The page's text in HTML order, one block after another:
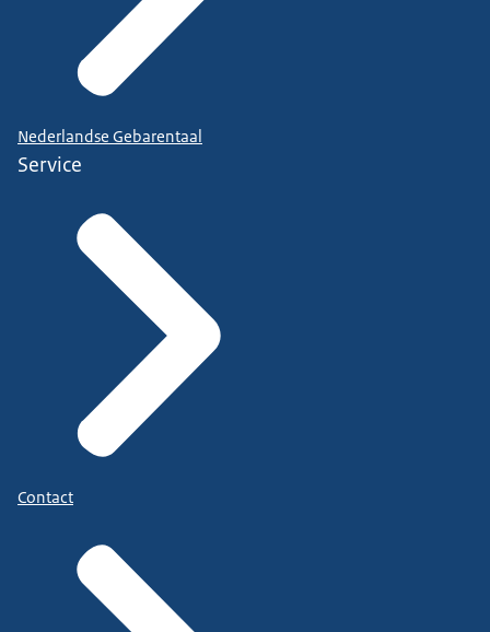
Nederlandse Gebarentaal
Service
Contact